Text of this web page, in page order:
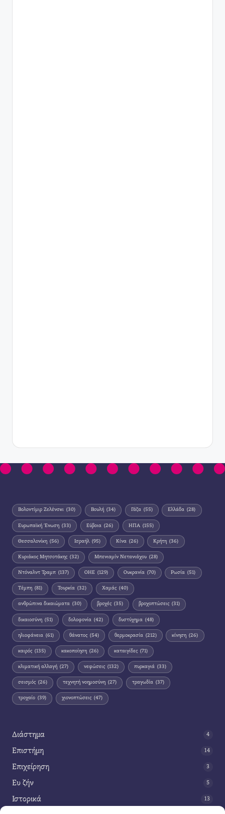
Βολοντίμιρ Ζελένσκι (30) Βουλή (34) Γάζα (55) Ελλάδα (28)
Ευρωπαϊκή Ένωση (33) Εύβοια (26) ΗΠΑ (155)
Θεσσαλονίκη (56) Ισραήλ (95) Κίνα (26) Κρήτη (36)
Κυριάκος Μητσοτάκης (32) Μπενιαμίν Νετανιάχου (28)
Ντόναλντ Τραμπ (137) ΟΗΕ (129) Ουκρανία (70) Ρωσία (51)
Τέμπη (81) Τουρκία (32) Χαμάς (40)
ανθρώπινα δικαιώματα (30) βροχές (35) βροχοπτώσεις (31)
δικαιοσύνη (51) δολοφονία (42) δυστύχημα (48)
ηλιοφάνεια (61) θάνατος (54) θερμοκρασία (212) κίνηση (26)
καιρός (135) κακοποίηση (26) καταιγίδες (71)
κλιματική αλλαγή (27) νεφώσεις (132) πυρκαγιά (33)
σεισμός (26) τεχνητή νοημοσύνη (27) τραγωδία (37)
τροχαίο (39) χιονοπτώσεις (47)
Διάστημα 4
Επιστήμη 14
Επιχείρηση 3
Ευ ζήν 5
Ιστορικά 13